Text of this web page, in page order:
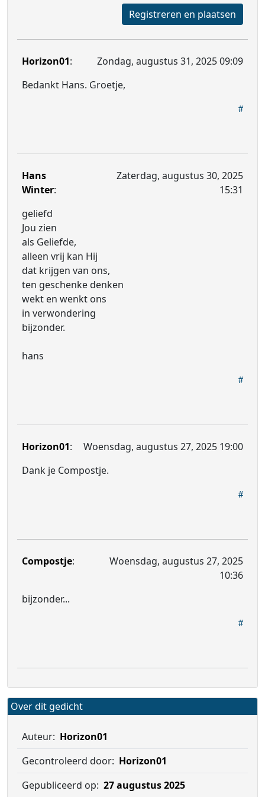
Registreren en plaatsen
Horizon01:
Zondag, augustus 31, 2025 09:09
Bedankt Hans. Groetje,
Hans
Winter:
Zaterdag, augustus 30, 2025
15:31
geliefd
Jou zien
als Geliefde,
alleen vrij kan Hij
dat krijgen van ons,
ten geschenke denken
wekt en wenkt ons
in verwondering
bijzonder.
hans
Horizon01:
Woensdag, augustus 27, 2025 19:00
Dank je Compostje.
Compostje:
Woensdag, augustus 27, 2025
10:36
bijzonder...
Over dit gedicht
Auteur: Horizon01
Gecontroleerd door: Horizon01
Gepubliceerd op: 27 augustus 2025